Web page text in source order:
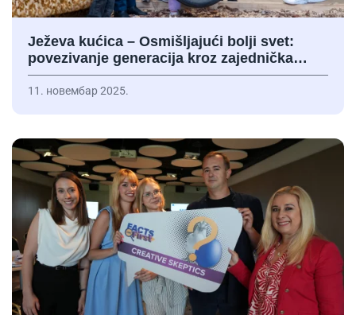
Ježeva kućica – Osmišljajući bolji svet:
povezivanje generacija kroz zajednička…
11. новембар 2025.